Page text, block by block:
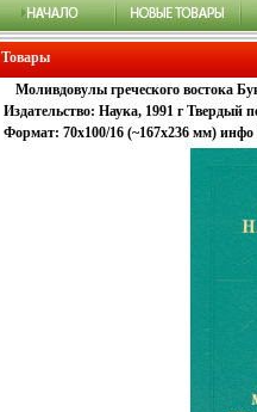
Товары
Моливдовулы греческого востока
Издательство: Наука, 1991 г Твердый
Формат: 70x100/16 (~167x236 мм) инфо